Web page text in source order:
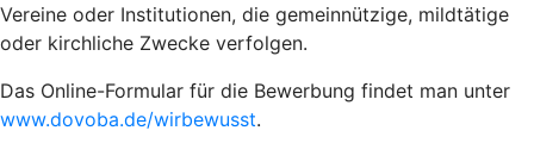
Vereine oder Institutionen, die gemeinnützige, mildtätige
oder kirchliche Zwecke verfolgen.
Das Online-Formular für die Bewerbung findet man unter
www.dovoba.de/wirbewusst.